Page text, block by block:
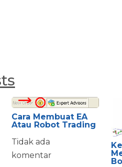
Cara Membuat EA
Atau Robot Trading
Tidak ada
komentar